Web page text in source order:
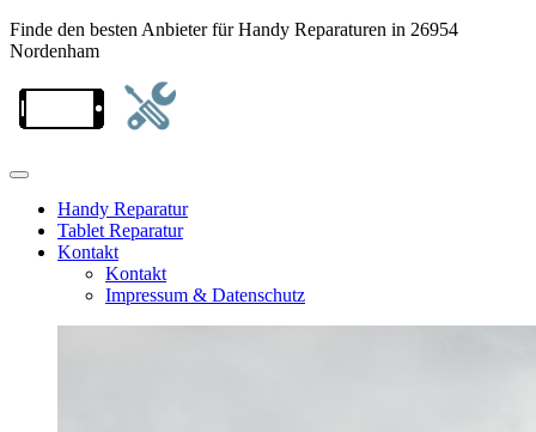
Finde den besten Anbieter für Handy Reparaturen in 26954
Nordenham
Handy Reparatur
Tablet Reparatur
Kontakt
Kontakt
Impressum & Datenschutz